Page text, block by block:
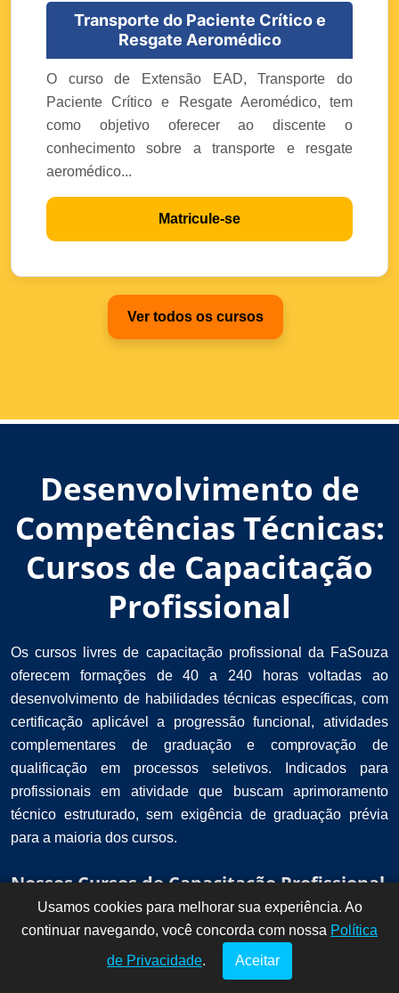
Transporte do Paciente Crítico e
Resgate Aeromédico
O curso de Extensão EAD, Transporte do
Paciente Crítico e Resgate Aeromédico, tem
como objetivo oferecer ao discente o
conhecimento sobre a transporte e resgate
aeromédico...
Matricule-se
Ver todos os cursos
Desenvolvimento de
Competências Técnicas:
Cursos de Capacitação
Profissional
Os cursos livres de capacitação profissional da FaSouza
oferecem formações de 40 a 240 horas voltadas ao
desenvolvimento de habilidades técnicas específicas, com
certificação aplicável a progressão funcional, atividades
complementares de graduação e comprovação de
qualificação em processos seletivos. Indicados para
profissionais em atividade que buscam aprimoramento
técnico estruturado, sem exigência de graduação prévia
para a maioria dos cursos.
Nossos Cursos de Capacitação Profissional
!
Dúvidas? Fale
conosco por
aqui!
Usamos cookies para melhorar sua experiência. Ao
continuar navegando, você concorda com nossa Política
de Privacidade. Aceitar